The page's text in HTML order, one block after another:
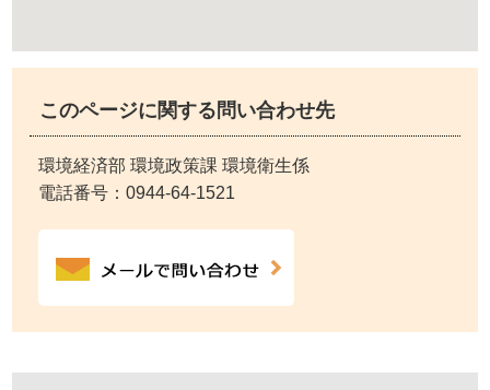
このページに関する問い合わせ先
環境経済部 環境政策課 環境衛生係
電話番号：0944-64-1521